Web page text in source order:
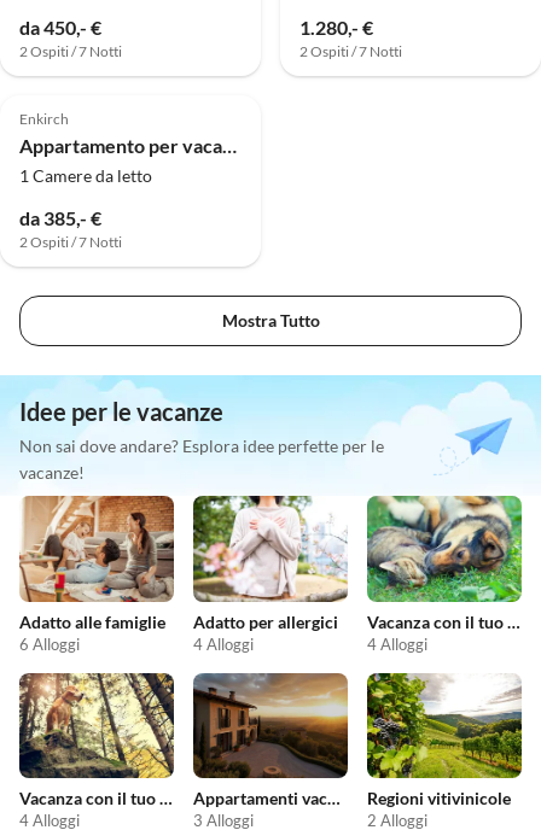
da 450,- €
2 Ospiti / 7 Notti
1.280,- €
2 Ospiti / 7 Notti
5.0 (8)
Enkirch
Appartamento per vacanze Bernkastel
1 Camere da letto
da 385,- €
2 Ospiti / 7 Notti
Mostra Tutto
Idee per le vacanze
Non sai dove andare? Esplora idee perfette per le
vacanze!
Adatto alle famiglie
6 Alloggi
Adatto per allergici
4 Alloggi
Vacanza con il tuo animale domestico
4 Alloggi
Vacanza con il tuo cane
4 Alloggi
Appartamenti vacanze economici
3 Alloggi
Regioni vitivinicole
2 Alloggi